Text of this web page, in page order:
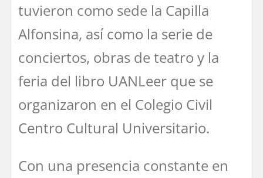
tuvieron como sede la Capilla
Alfonsina, así como la serie de
conciertos, obras de teatro y la
feria del libro UANLeer que se
organizaron en el Colegio Civil
Centro Cultural Universitario.
Con una presencia constante en